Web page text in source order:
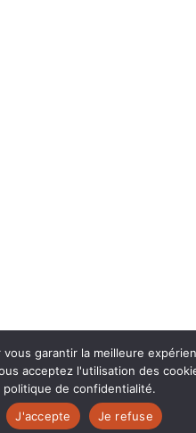
garantir la meilleure
acceptez l'utilisation des
politique de confidentialité.
J'accepte
Je refuse